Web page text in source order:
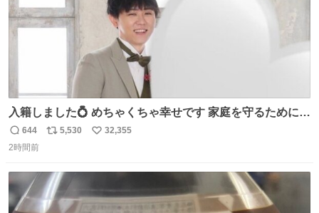
入籍しました💍 めちゃくちゃ幸せです 家庭を守るためにも
頑張ります！
返
信
644
リ
ト
数
5,530
い
32,355
2時間前